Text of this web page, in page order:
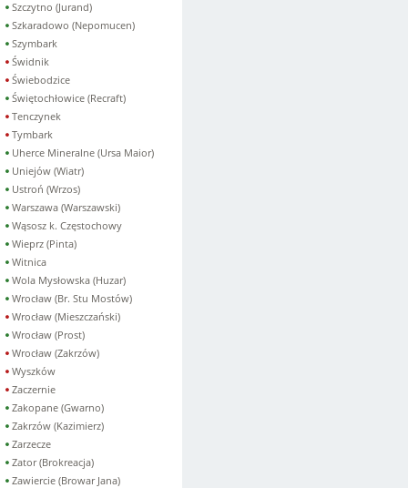
Szczytno (Jurand)
Szkaradowo (Nepomucen)
Szymbark
Świdnik
Świebodzice
Świętochłowice (Recraft)
Tenczynek
Tymbark
Uherce Mineralne (Ursa Maior)
Uniejów (Wiatr)
Ustroń (Wrzos)
Warszawa (Warszawski)
Wąsosz k. Częstochowy
Wieprz (Pinta)
Witnica
Wola Mysłowska (Huzar)
Wrocław (Br. Stu Mostów)
Wrocław (Mieszczański)
Wrocław (Prost)
Wrocław (Zakrzów)
Wyszków
Zaczernie
Zakopane (Gwarno)
Zakrzów (Kazimierz)
Zarzecze
Zator (Brokreacja)
Zawiercie (Browar Jana)